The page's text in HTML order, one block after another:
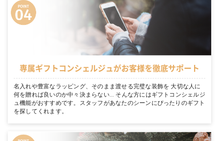
専属ギフトコンシェルジュがお客様を徹底サポート
名入れや豊富なラッピング、そのまま渡せる完璧な装飾を 大切な人に
何を贈れば良いのか中々決まらない… そんな方にはギフトコンシェルジ
ュ機能がおすすめです。スタッフがあなたのシーンにぴったりのギフト
を探してくれます。